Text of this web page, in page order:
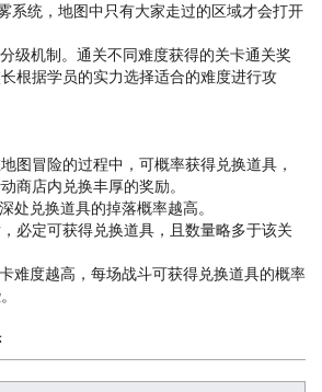
系统，地图中只有大家走过的区域才会打开
级机制。通关不同难度获得的关卡通关奖
根据学员的实力选择适合的难度进行攻
图冒险的过程中，可概率获得兑换道具，
商店内兑换丰厚的奖励。
处兑换道具的掉落概率越高。
必定可获得兑换道具，且数量略多于该关
难度越高，每场战斗可获得兑换道具的概率